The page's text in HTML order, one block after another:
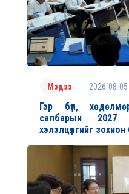
Мэдээ 2026-08-05
Гэр бүл,
салбарын 2027
хэлэлцүүлгийг